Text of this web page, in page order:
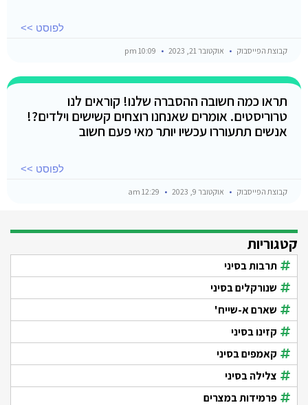
לפוסט >>
קבוצת הפייסבוק אוקטובר 21, 2023
תראו כמה חשובה ההסברה שלנו! קוראים לנו
טרוריסטים. אומרים שאנחנו רוצחים קשישים וילדים?!
אנשים תתעוררו עכשיו יותר מאי פעם חשוב
לפוסט >>
קבוצת הפייסבוק אוקטובר 9, 2023
קטגוריות
תרבות בסיני
שנורקלים בסיני
שארם א-שייח'
קזינו בסיני
קאמפים בסיני
צלילה בסיני
פרמידות במצרים